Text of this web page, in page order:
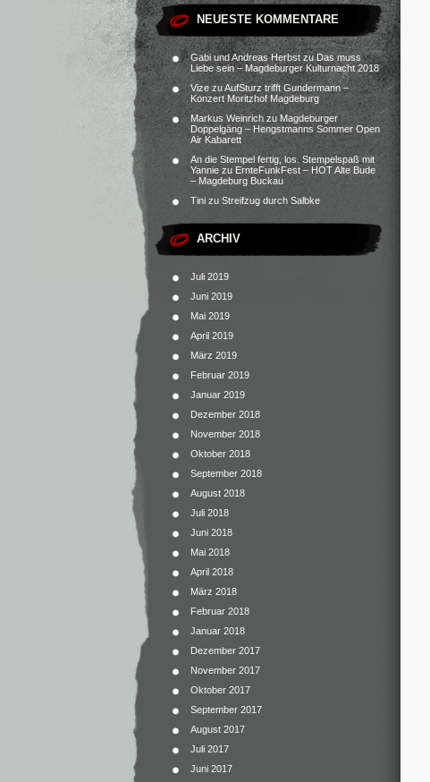
NEUESTE KOMMENTARE
Gabi und Andreas HerbstzuDas muss
Liebe sein – Magdeburger Kulturnacht 2018
Vize zuAufSturz trifft Gundermann –
Konzert Moritzhof Magdeburg
Markus Weinrich zu Magdeburger
Doppelgäng – Hengstmanns Sommer Open
Air Kabarett
An die Stempel fertig, los. Stempelspaß mit
Yannie zu ErnteFunkFest – HOT Alte Bude
– Magdeburg Buckau
Tini zu Streifzug durch Salbke
ARCHIV
Juli 2019
Juni 2019
Mai 2019
April 2019
März 2019
Februar 2019
Januar 2019
Dezember 2018
November 2018
Oktober 2018
September 2018
August 2018
Juli 2018
Juni 2018
Mai 2018
April 2018
März 2018
Februar 2018
Januar 2018
Dezember 2017
November 2017
Oktober 2017
September 2017
August 2017
Juli 2017
Juni 2017